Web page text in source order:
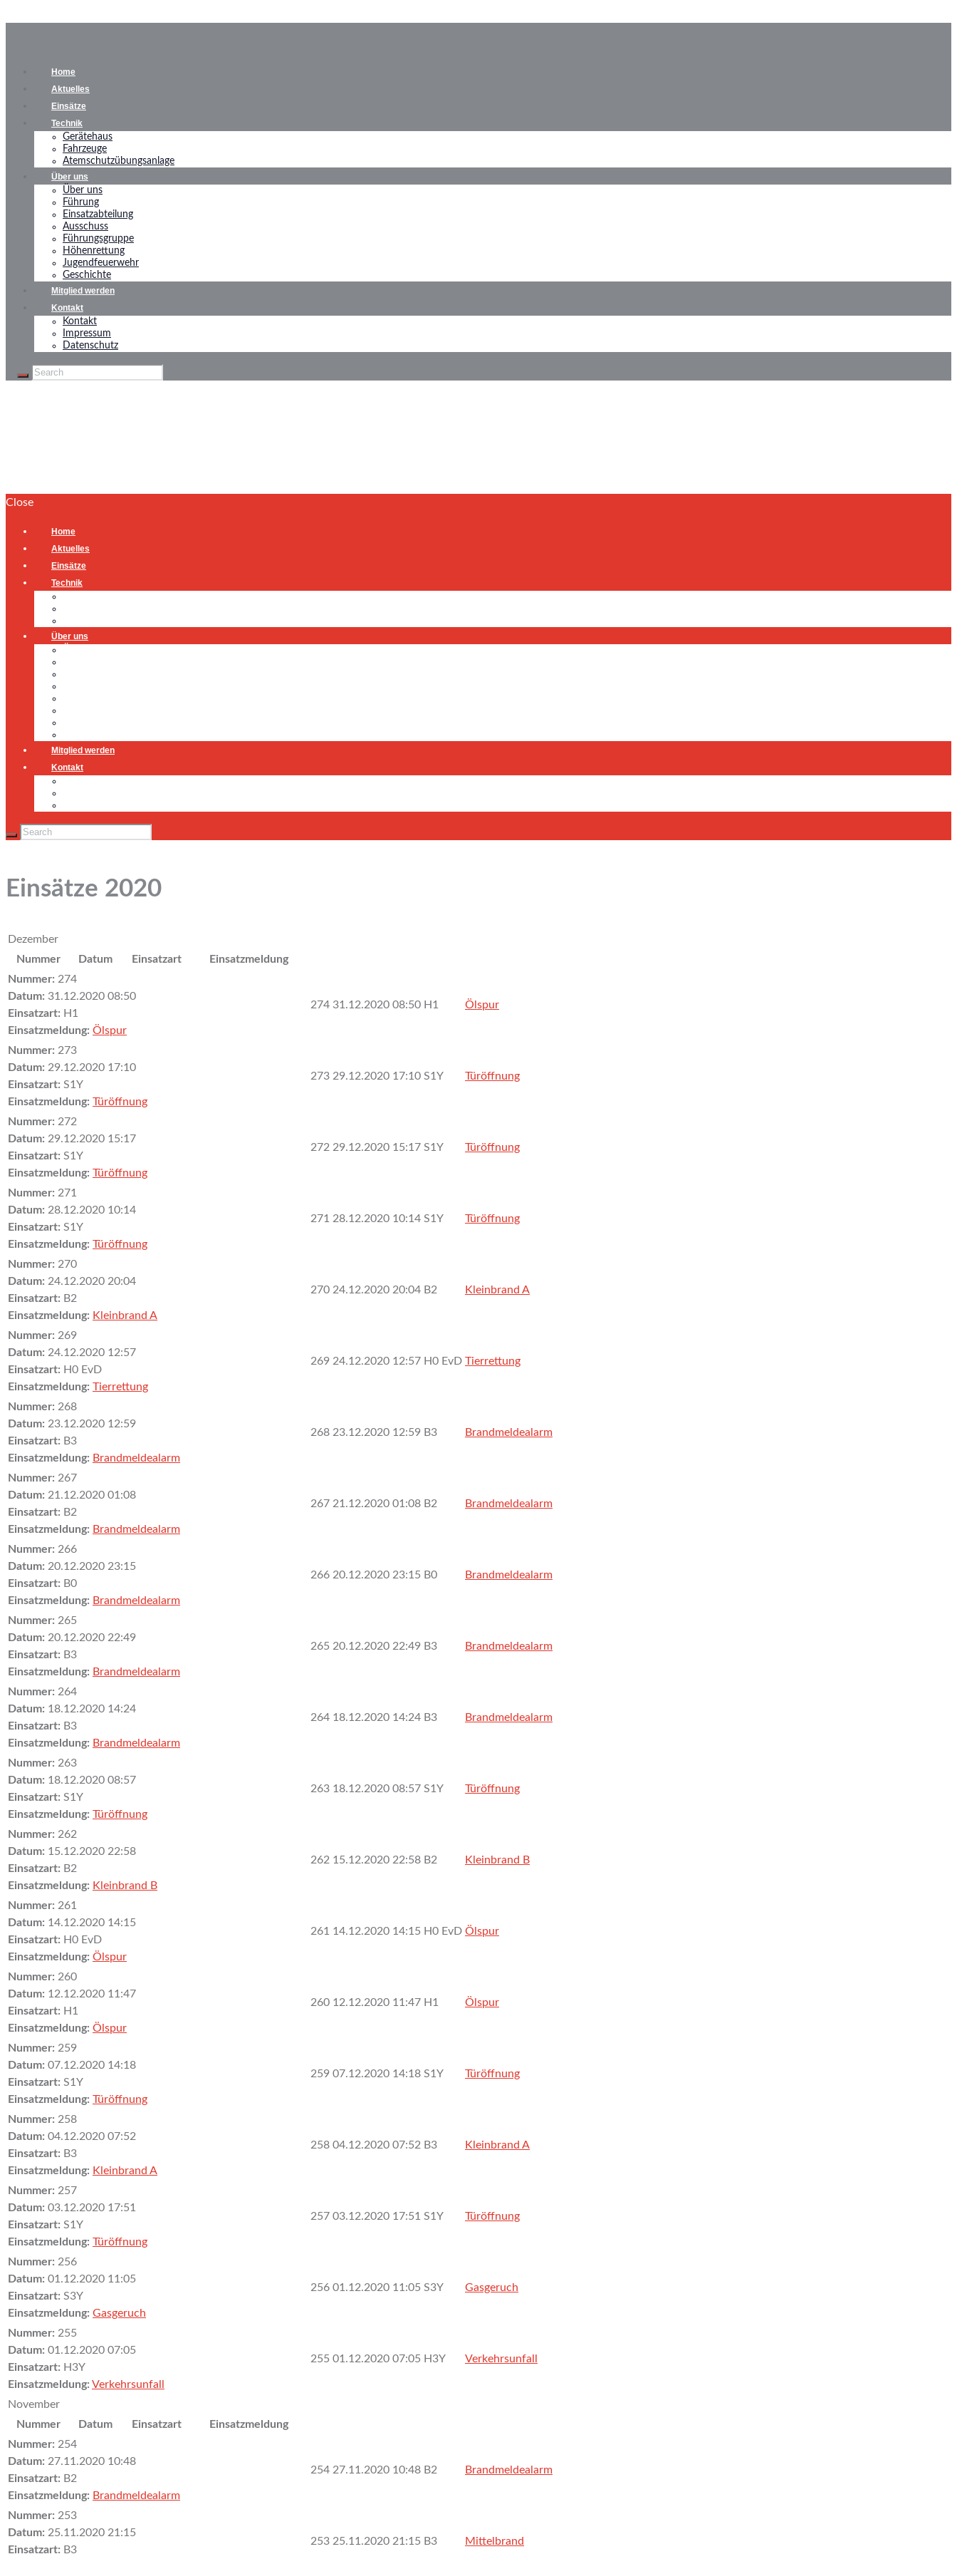
Home
Aktuelles
Einsätze
Technik
Gerätehaus
Fahrzeuge
Atemschutzübungsanlage
Über uns
Über uns
Führung
Einsatzabteilung
Ausschuss
Führungsgruppe
Höhenrettung
Jugendfeuerwehr
Geschichte
Mitglied werden
Kontakt
Kontakt
Impressum
Datenschutz
Close
Home
Aktuelles
Einsätze
Technik
Über uns
Mitglied werden
Kontakt
Einsätze 2020
Dezember
Nummer
Datum Einsatzart
Einsatzmeldung
Nummer: 274
Datum: 31.12.2020 08:50
Einsatzart: H1
Einsatzmeldung: Ölspur
274 31.12.2020 08:50 H1 Ölspur
Nummer: 273
Datum: 29.12.2020 17:10
Einsatzart: S1Y
Einsatzmeldung: Türöffnung
273 29.12.2020 17:10 S1Y Türöffnung
Nummer: 272
Datum: 29.12.2020 15:17
Einsatzart: S1Y
Einsatzmeldung: Türöffnung
272 29.12.2020 15:17 S1Y Türöffnung
Nummer: 271
Datum: 28.12.2020 10:14
Einsatzart: S1Y
Einsatzmeldung: Türöffnung
271 28.12.2020 10:14 S1Y Türöffnung
Nummer: 270
Datum: 24.12.2020 20:04
Einsatzart: B2
Einsatzmeldung: Kleinbrand A
270 24.12.2020 20:04 B2 Kleinbrand A
Nummer: 269
Datum: 24.12.2020 12:57
Einsatzart: H0 EvD
Einsatzmeldung: Tierrettung
269 24.12.2020 12:57 H0 EvD Tierrettung
Nummer: 268
Datum: 23.12.2020 12:59
Einsatzart: B3
Einsatzmeldung: Brandmeldealarm
268 23.12.2020 12:59 B3 Brandmeldealarm
Nummer: 267
Datum: 21.12.2020 01:08
Einsatzart: B2
Einsatzmeldung: Brandmeldealarm
267 21.12.2020 01:08 B2 Brandmeldealarm
Nummer: 266
Datum: 20.12.2020 23:15
Einsatzart: B0
Einsatzmeldung: Brandmeldealarm
266 20.12.2020 23:15 B0 Brandmeldealarm
Nummer: 265
Datum: 20.12.2020 22:49
Einsatzart: B3
Einsatzmeldung: Brandmeldealarm
265 20.12.2020 22:49 B3 Brandmeldealarm
Nummer: 264
Datum: 18.12.2020 14:24
Einsatzart: B3
Einsatzmeldung: Brandmeldealarm
264 18.12.2020 14:24 B3 Brandmeldealarm
Nummer: 263
Datum: 18.12.2020 08:57
Einsatzart: S1Y
Einsatzmeldung: Türöffnung
263 18.12.2020 08:57 S1Y Türöffnung
Nummer: 262
Datum: 15.12.2020 22:58
Einsatzart: B2
Einsatzmeldung: Kleinbrand B
262 15.12.2020 22:58 B2 Kleinbrand B
Nummer: 261
Datum: 14.12.2020 14:15
Einsatzart: H0 EvD
Einsatzmeldung: Ölspur
261 14.12.2020 14:15 H0 EvD Ölspur
Nummer: 260
Datum: 12.12.2020 11:47
Einsatzart: H1
Einsatzmeldung: Ölspur
260 12.12.2020 11:47 H1 Ölspur
Nummer: 259
Datum: 07.12.2020 14:18
Einsatzart: S1Y
Einsatzmeldung: Türöffnung
259 07.12.2020 14:18 S1Y Türöffnung
Nummer: 258
Datum: 04.12.2020 07:52
Einsatzart: B3
Einsatzmeldung: Kleinbrand A
258 04.12.2020 07:52 B3 Kleinbrand A
Nummer: 257
Datum: 03.12.2020 17:51
Einsatzart: S1Y
Einsatzmeldung: Türöffnung
257 03.12.2020 17:51 S1Y Türöffnung
Nummer: 256
Datum: 01.12.2020 11:05
Einsatzart: S3Y
Einsatzmeldung: Gasgeruch
256 01.12.2020 11:05 S3Y Gasgeruch
Nummer: 255
Datum: 01.12.2020 07:05
Einsatzart: H3Y
Einsatzmeldung: Verkehrsunfall
255 01.12.2020 07:05 H3Y Verkehrsunfall
November
Nummer
Datum Einsatzart
Einsatzmeldung
Nummer: 254
Datum: 27.11.2020 10:48
Einsatzart: B2
Einsatzmeldung: Brandmeldealarm
254 27.11.2020 10:48 B2 Brandmeldealarm
Nummer: 253
Datum: 25.11.2020 21:15
Einsatzart: B3
253 25.11.2020 21:15 B3 Mittelbrand